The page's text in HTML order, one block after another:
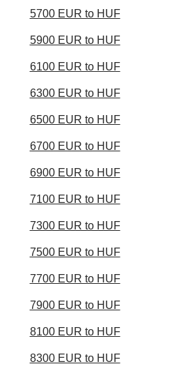
5700 EUR to HUF
5900 EUR to HUF
6100 EUR to HUF
6300 EUR to HUF
6500 EUR to HUF
6700 EUR to HUF
6900 EUR to HUF
7100 EUR to HUF
7300 EUR to HUF
7500 EUR to HUF
7700 EUR to HUF
7900 EUR to HUF
8100 EUR to HUF
8300 EUR to HUF